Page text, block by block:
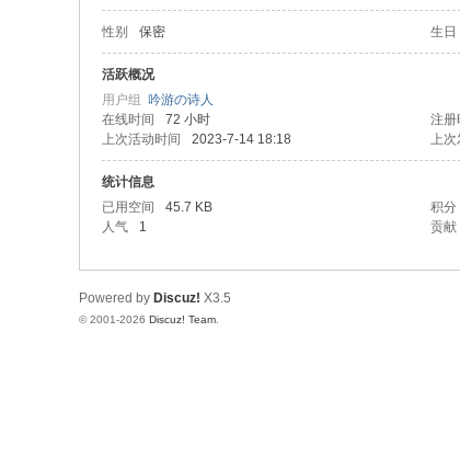
性别 保密 生日
活跃概况
用户组 吟游の诗人
在线时间
72 小时 注册
上次活动时间
2023-7-14 18:18 上次
统计信息
已用空间
45.7 KB 积分
人气
1 贡献
Powered by Discuz! X3.5
© 2001-2026 Discuz! Team